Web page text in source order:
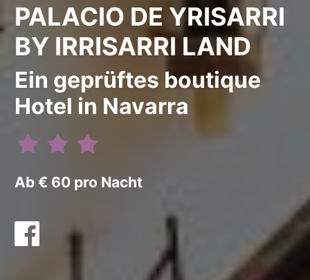
PALACIO DE YRISARRI
BY IRRISARRI LAND
Ein geprüftes boutique
Hotel in Navarra
Ab € 60 pro Nacht